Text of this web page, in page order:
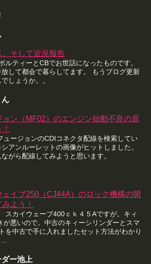
。そして近況報告
ルティーとCBでお世話になったものです。
して都会で暮らしてます。 もうブログ更新
しょうか。。
ん
ョン（MF02）のエンジン始動不良の原
ュージョンのCDIコネクタ配線を検索してい
アンルーレットの画像がヒットしました。
がら配線してみようと思います。
ェイブ250（CJ44A）のロック機構の開
よう！
スカイウェーブ400ｃｋ４５Aですが。キィ
が悪いので。中古のキィーシリンダーとスマ
を中古で手に入れましたセット方法がわかり
ー池上